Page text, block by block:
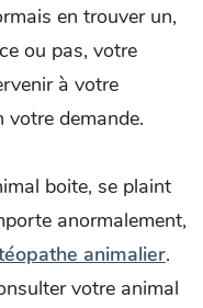
en trouver un,
ou pas, votre
à votre
votre demande.
boite, se plaint
anormalement,
animalier.
votre animal